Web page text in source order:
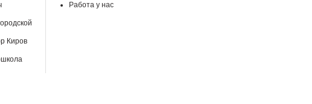
Киров
Работа у нас